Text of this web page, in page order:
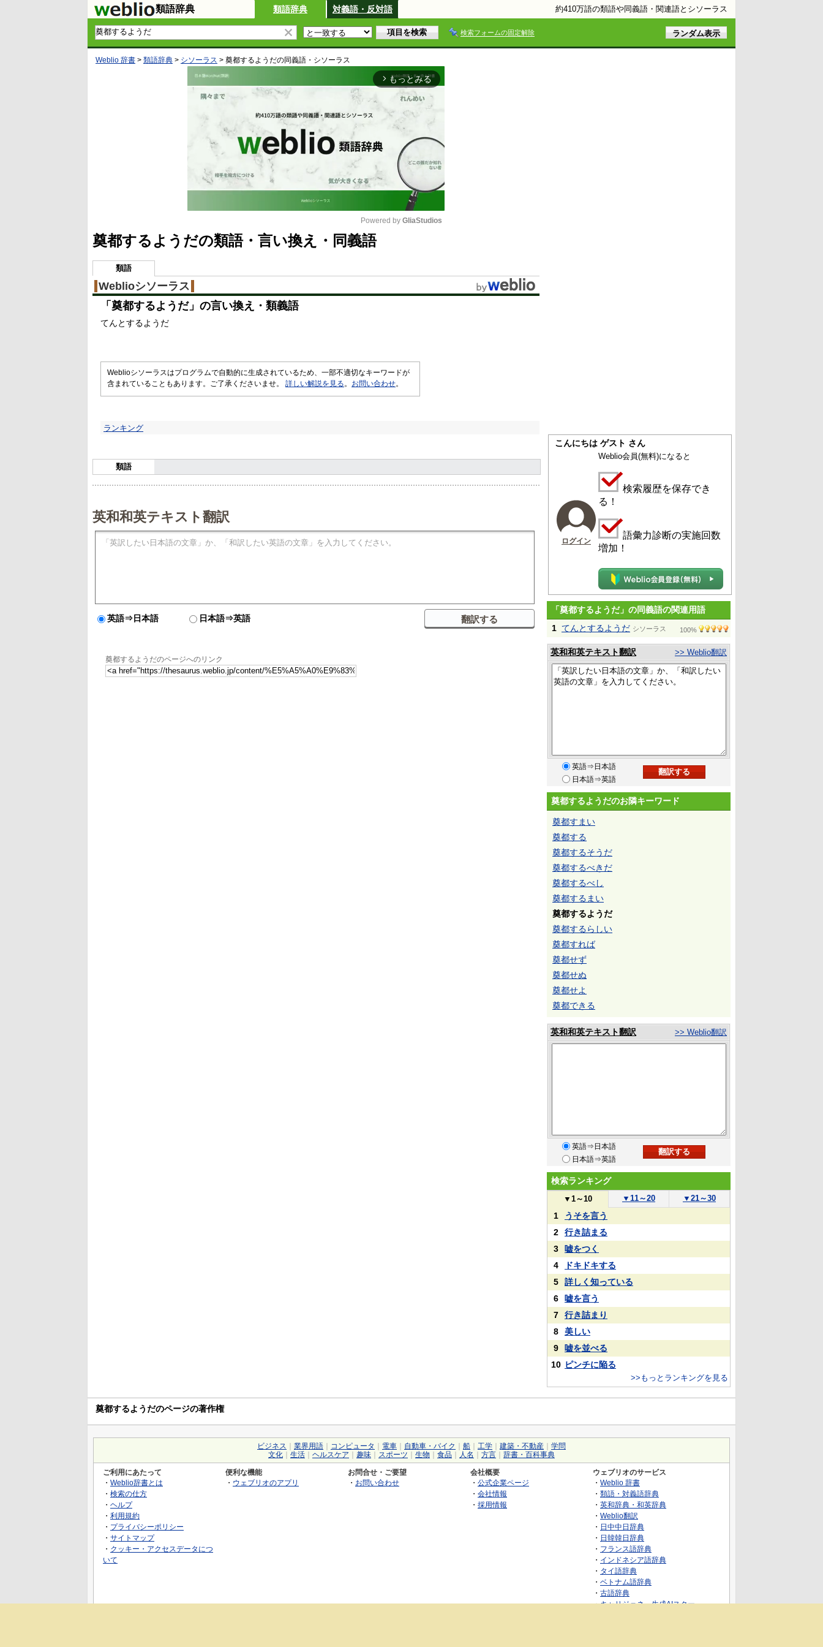
類語辞典 類語辞典 対義語・反対語 約410万語の類語や同義語・関連語とシソーラス
検索フォームの固定解除
Weblio 辞書 > 類語辞典 > シソーラス > 奠都するようだの同義語・シソーラス
arrow_forward_ios もっとみる
Powered by GliaStudios
奠都するようだの類語・言い換え・同義語
類語
Weblioシソーラス
「 奠都するようだ」の言い換え・類義語
てんとするようだ
Weblioシソーラスはプログラムで自動的に生成されているため、一部不適切なキーワードが
含まれていることもあります。ご了承くださいませ。 詳しい解説を見る 。 お問い合わせ。
ランキング
類語
英和和英テキスト翻訳
英語⇒日本語 日本語⇒英語
奠都するようだのページへのリンク
こんにちは ゲスト さん
ログイン
Weblio会員(無料)になると
検索履歴を保存でき
る！
語彙力診断の実施回数
増加！
「奠都するようだ」の同義語の関連用語
1 てんとするようだ シソーラス 100%
英和和英テキスト翻訳 >> Weblio翻訳
英語⇒日本語
日本語⇒英語
奠都するようだのお隣キーワード
奠都すまい
奠都する
奠都するそうだ
奠都するべきだ
奠都するべし
奠都するまい
奠都するようだ
奠都するらしい
奠都すれば
奠都せず
奠都せぬ
奠都せよ
奠都できる
英和和英テキスト翻訳 >> Weblio翻訳
英語⇒日本語
日本語⇒英語
検索ランキング
▼ 1～10 ▼ 11～20 ▼ 21～30
1
うそを言う
2
行き詰まる
3
嘘をつく
4
ドキドキする
5
詳しく知っている
6
嘘を言う
7
行き詰まり
8
美しい
9
嘘を並べる
10 ピンチに陥る
>>もっとランキングを見る
奠都するようだのページの著作権
ビジネス 業界用語 コンピュータ 電車 自動車・バイク 船 工学 建築・不動産
学問
文化
生活 ヘルスケア 趣味 スポーツ 生物 食品 人名 方言 辞書・百科事典
ご利用にあたって
・ Weblio辞書とは
・ 検索の仕方
・ ヘルプ
・ 利用規約
・ プライバシーポリシー
・ サイトマップ
・ クッキー・アクセスデータにつ
いて
便利な機能
・ ウェブリオのアプリ
お問合せ・ご要望
・ お問い合わせ
会社概要
・ 公式企業ページ
・ 会社情報
・ 採用情報
ウェブリオのサービス
・ Weblio 辞書
・ 類語・対義語辞典
・ 英和辞典・和英辞典
・ Weblio翻訳
・ 日中中日辞典
・ 日韓韓日辞典
・ フランス語辞典
・ インドネシア語辞典
・ タイ語辞典
・ ベトナム語辞典
・ 古語辞典
・キャリジェネ～生成AIスクー